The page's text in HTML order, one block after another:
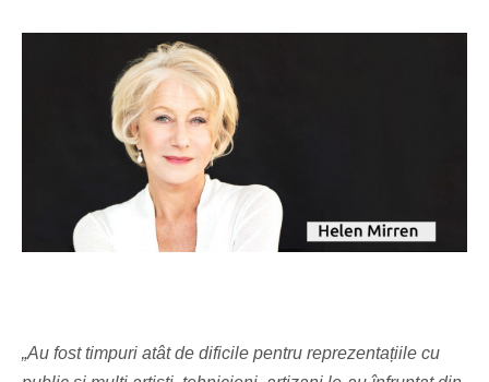
„Au fost timpuri atât de dificile pentru reprezentațiile cu